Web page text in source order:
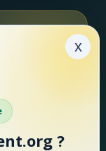
sa
x
?